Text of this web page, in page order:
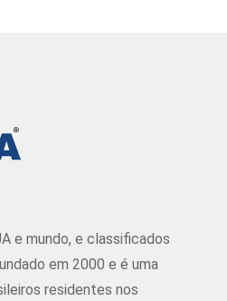
e mundo, e classificados
em 2000 e é uma
residentes nos